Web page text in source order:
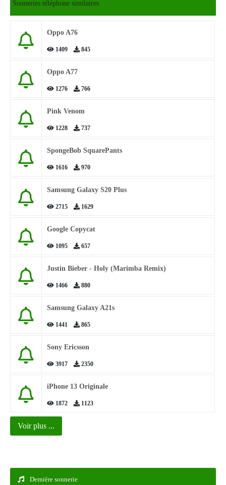
Sonneries téléphone similaires
Oppo A76
1409 845
Oppo A77
1276 766
Pink Venom
1228 737
SpongeBob SquarePants
1616 970
Samsung Galaxy S20 Plus
2715 1629
Google Copycat
1095 657
Justin Bieber - Holy (Marimba Remix)
1466 880
Samsung Galaxy A21s
1441 865
Sony Ericsson
3917 2350
iPhone 13 Originale
1872 1123
Voir plus ...
Dernière sonnerie